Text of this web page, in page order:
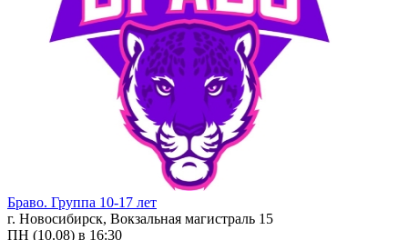
Браво. Группа 10-17 лет
г. Новосибирск, Вокзальная магистраль 15
ПН (10.08) в 16:30